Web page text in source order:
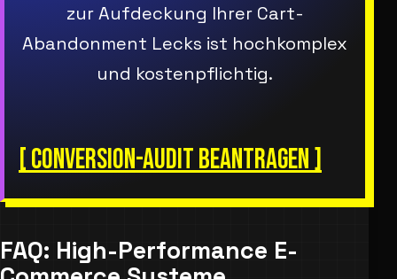
zur Aufdeckung Ihrer Cart-
Abandonment Lecks ist hochkomplex
und kostenpflichtig.
[ CONVERSION-AUDIT BEANTRAGEN ]
FAQ: High-Performance E-